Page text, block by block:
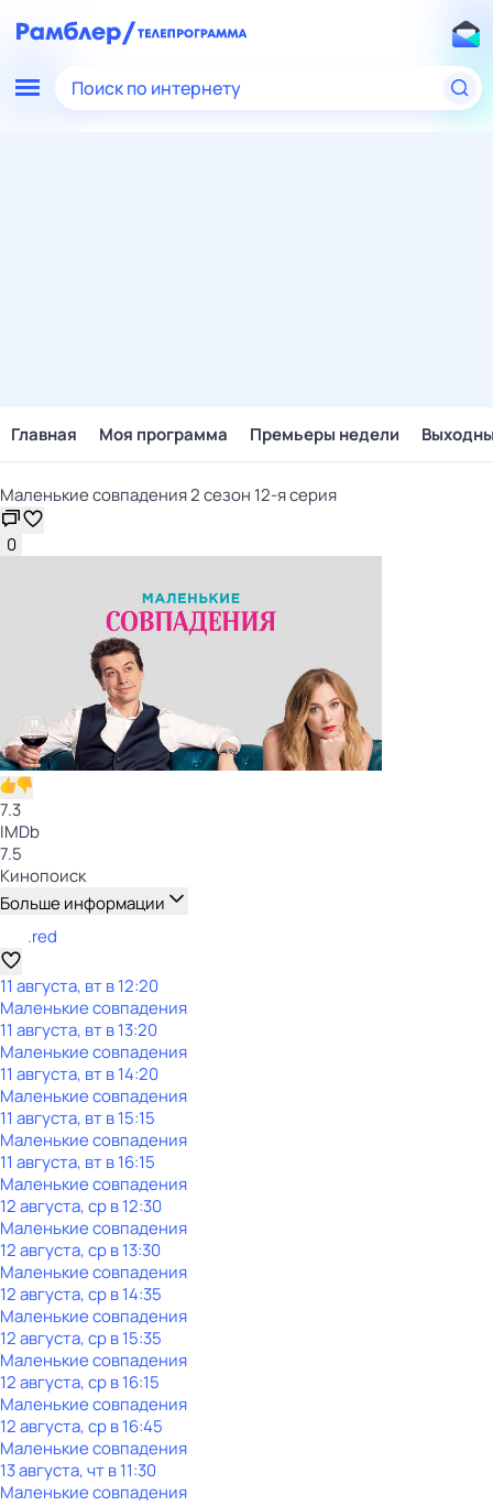
Поиск по интернету
Главная Моя программа Премьеры недели
Маленькие совпадения 2 сезон 12-я серия
0
7.3
IMDb
7.5
Кинопоиск
Больше информации
.red
11 августа, вт в 12:20
Маленькие совпадения
11 августа, вт в 13:20
Маленькие совпадения
11 августа, вт в 14:20
Маленькие совпадения
11 августа, вт в 15:15
Маленькие совпадения
11 августа, вт в 16:15
Маленькие совпадения
12 августа, ср в 12:30
Маленькие совпадения
12 августа, ср в 13:30
Маленькие совпадения
12 августа, ср в 14:35
Маленькие совпадения
12 августа, ср в 15:35
Маленькие совпадения
12 августа, ср в 16:15
Маленькие совпадения
12 августа, ср в 16:45
Маленькие совпадения
13 августа, чт в 11:30
Маленькие совпадения